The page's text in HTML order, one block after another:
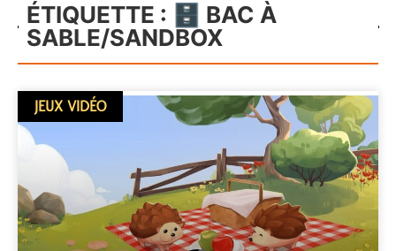
ÉTIQUETTE : 🗄️ BAC À
SABLE/SANDBOX
JEUX VIDÉO